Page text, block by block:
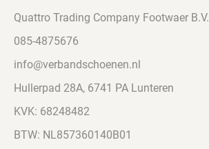
Quattro Trading Company Footwaer B.V.
085-4875676
info@verbandschoenen.nl
Hullerpad 28A, 6741 PA Lunteren
KVK: 68248482
BTW: NL857360140B01